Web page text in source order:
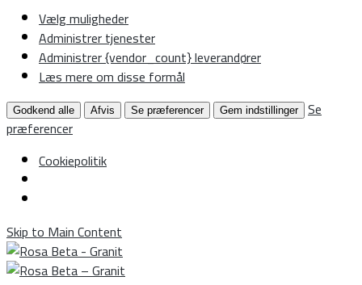
Vælg muligheder
Administrer tjenester
Administrer {vendor_count} leverandører
Læs mere om disse formål
Godkend alle Afvis Se præferencer Gem indstillinger
Se
præferencer
Cookiepolitik
Skip to Main Content